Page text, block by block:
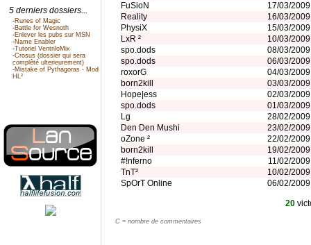
5 derniers dossiers...
-Runes of Magic
-Battle for Wesnoth
-Enlever les pubs sur MSN
-Name Enabler
-Tutoriel VentriloMix
-Crosus (dossier qui sera
complêté ulterieurement)
-Mistake of Pythagoras - Mod
HL²
FuSioN
17/03/2009
Reality
16/03/2009
PhysiX
15/03/2009
LxR ²
10/03/2009
spo.dods
08/03/2009
spo.dods
06/03/2009
roxorG
04/03/2009
born2kill
03/03/2009
Hope|ess
02/03/2009
spo.dods
01/03/2009
Lg
28/02/2009
Den Den Mushi
23/02/2009
oZone ²
22/02/2009
born2kill
19/02/2009
#!nferno
11/02/2009
TnT²
10/02/2009
SpOrT Online
06/02/2009
20
C = nombre de commentaires